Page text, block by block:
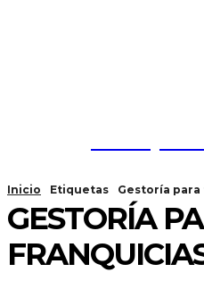
Inicio Etiquetas Gestoría
GESTORÍA